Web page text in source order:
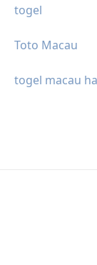
togel
Toto Macau
togel macau